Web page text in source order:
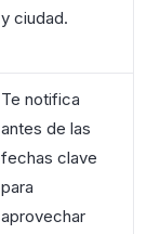
y ciudad.
Te notifica
antes de las
fechas clave
para
aprovechar